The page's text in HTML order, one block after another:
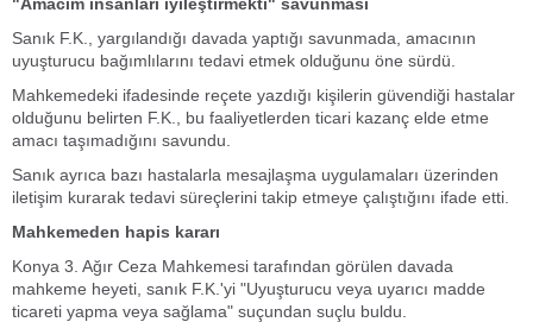
Sanık F.K., yargılandığı davada yaptığı savunmada, amacının
uyuşturucu bağımlılarını tedavi etmek olduğunu öne sürdü.
Mahkemedeki ifadesinde reçete yazdığı kişilerin güvendiği hastalar
olduğunu belirten F.K., bu faaliyetlerden ticari kazanç elde etme
amacı taşımadığını savundu.
Sanık ayrıca bazı hastalarla mesajlaşma uygulamaları üzerinden
iletişim kurarak tedavi süreçlerini takip etmeye çalıştığını ifade etti.
Mahkemeden hapis kararı
Konya 3. Ağır Ceza Mahkemesi tarafından görülen davada
mahkeme heyeti, sanık F.K.'yi "Uyuşturucu veya uyarıcı madde
ticareti yapma veya sağlama" suçundan suçlu buldu.